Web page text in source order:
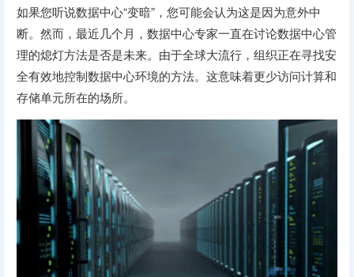
如果您听说数据中心“变暗”，您可能会认为这是因为意外中
断。然而，最近几个月，数据中心专家一直在讨论数据中心管
理的熄灯方法是否是未来。由于全球大流行，组织正在寻找安
全有效地控制数据中心环境的方法。这意味着更少访问计算和
存储单元所在的场所。